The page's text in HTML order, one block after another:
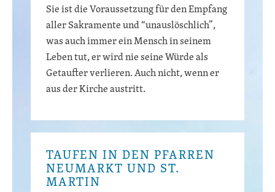
Sie ist die Voraussetzung für den Empfang
aller Sakramente und “unauslöschlich”,
was auch immer ein Mensch in seinem
Leben tut, er wird nie seine Würde als
Getaufter verlieren. Auch nicht, wenn er
aus der Kirche austritt.
TAUFEN IN DEN PFARREN
NEUMARKT UND ST.
MARTIN